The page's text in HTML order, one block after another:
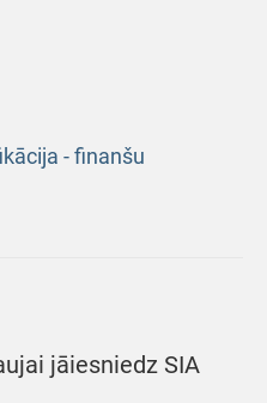
- finanšu
jāiesniedz SIA